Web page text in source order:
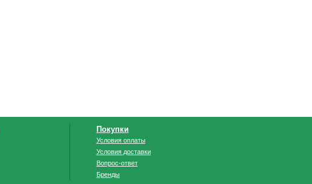
Покупки
Условия оплаты
Условия доставки
Вопрос-ответ
Бренды